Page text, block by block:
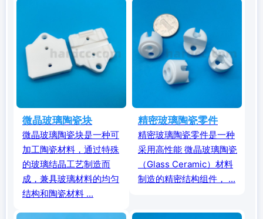
微晶玻璃陶瓷块
微晶玻璃陶瓷块是一种可
加工陶瓷材料，通过特殊
的玻璃结晶工艺制造而
成，兼具玻璃材料的均匀
结构和陶瓷材料 ...
精密玻璃陶瓷零件
精密玻璃陶瓷零件是一种
采用高性能 微晶玻璃陶瓷
（Glass Ceramic）材料
制造的精密结构组件， ...